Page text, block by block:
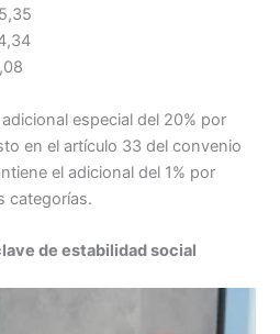
especial del 20% por
en el artículo 33 del convenio
el adicional del 1% por
categorías.
de estabilidad social